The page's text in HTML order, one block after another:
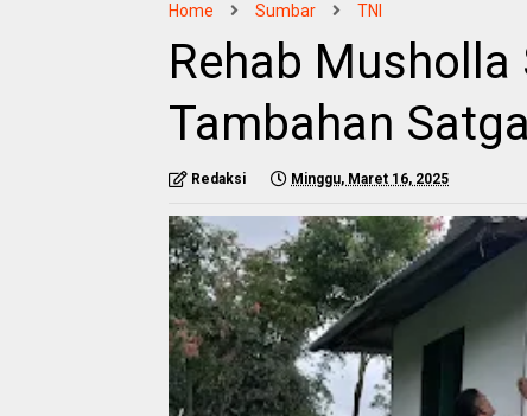
Home Sumbar TNI
Rehab Musholla
Tambahan
Redaksi Minggu, Maret 16, 2025